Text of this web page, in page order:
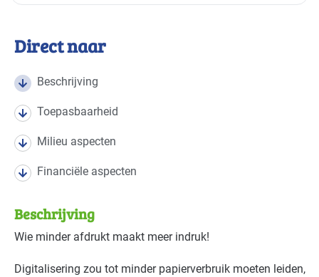
Toepasbaar voor branches
branches
Kantoren
Direct naar
Beschrijving
Toepasbaarheid
Milieu aspecten
Financiële aspecten
Beschrijving
Wie minder afdrukt maakt meer indruk!
Digitalisering zou tot minder papierverbruik moeten leiden,